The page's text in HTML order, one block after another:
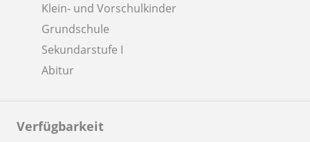
Klein- und Vorschulkinder
Grundschule
Sekundarstufe I
Abitur
Verfügbarkeit